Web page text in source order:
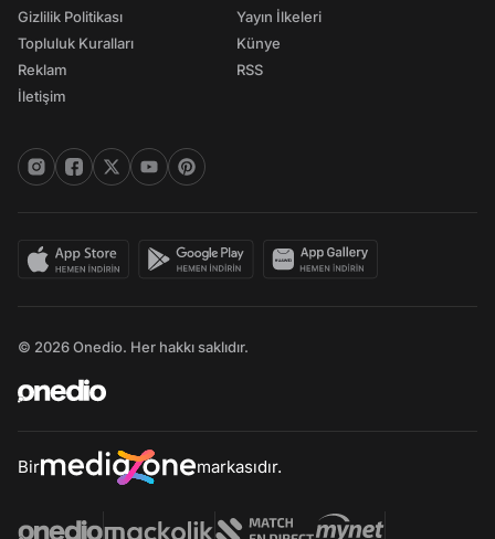
Gizlilik Politikası
Topluluk Kuralları
Reklam
İletişim
Yayın İlkeleri
Künye
RSS
© 2026 Onedio. Her hakkı saklıdır.
Bir markasıdır.